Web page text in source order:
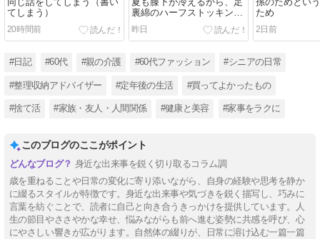
てしまう）
20時間前
裏綿のハーフストッキング
を履いています
昨日
ため
2日前
#日記 #60代 #親の介護 #60代ファッション #シニアの日常
#整理収納アドバイザー #定年後の生活 #買ってよかったもの
#捨て活 #家族・友人・人間関係 #健康と美容 #家事をラクに
このブログのここがポイント
身近な出来事を鋭く切り取るコラム調
歳を重ねることや日常の変化に寄り添いながら、自身の経験や思考を静か
に綴るスタイルが特徴です。身近な出来事や気づきを鋭く描写し、巧みに
言葉を紡ぐことで、読者に自己と向き合うきっかけを提供しています。人
生の節目やささやかな幸せ、悩みながらも前へ進む姿勢に共感を呼び、心
にやさしい響きが広がります。自然体の綴りが、日常に溶け込む一篇一篇